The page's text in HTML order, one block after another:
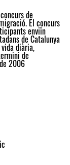
de
El concurs
enviïn
de Catalunya
diària,
de
2006